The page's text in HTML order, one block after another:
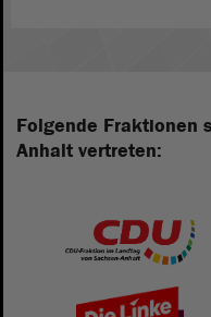
Folgende Fraktionen
Anhalt vertreten: